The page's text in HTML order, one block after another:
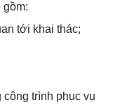
gồm:
tới khai thác;
trình phục vụ